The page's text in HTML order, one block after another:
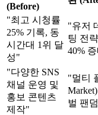
(Before)
"최고 시청률
25% 기록, 동
시간대 1위 달
성"
"유저
팅 전
40%
"다양한 SNS
채널 운영 및
홍보 콘텐츠
제작"
"멀티
벌 팬